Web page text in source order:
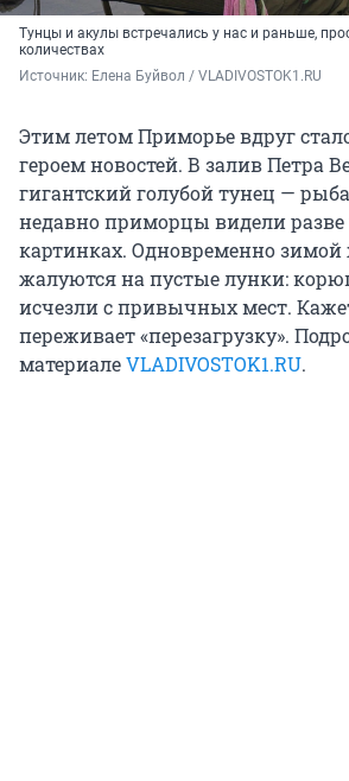
Тунцы и акулы встречались у нас и раньше,
количествах
Источник: Елена Буйвол / VLADIVOSTOK1.RU
Этим летом Приморье вдруг
героем новостей. В залив Петра
гигантский голубой тунец —
недавно приморцы видели разве
картинках. Одновременно
жалуются на пустые лунки:
исчезли с привычных мест.
переживает «перезагрузку».
материалеVLADIVOSTOK1.RU.